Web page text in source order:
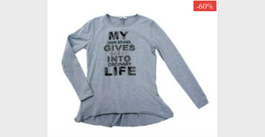
-60%